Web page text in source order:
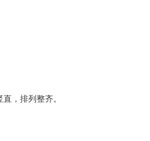
，排列整齐。